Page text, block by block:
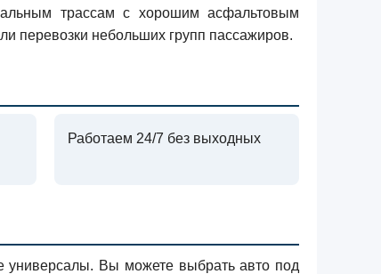
трассам с хорошим асфальтовым
перевозки небольших групп пассажиров.
Работаем 24/7 без выходных
универсалы. Вы можете выбрать авто под